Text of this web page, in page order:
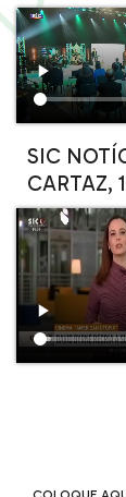
SIC
CARTAZ,